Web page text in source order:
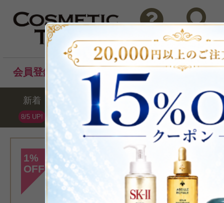
問い合わせ 検索
会員登録後のお買い物でポイントプレゼント！
新着
8/5 UP!
セール ランキング ブ
1%
OFF
[ダヴィネス]
>ダヴィネスエ
ラブカール ク